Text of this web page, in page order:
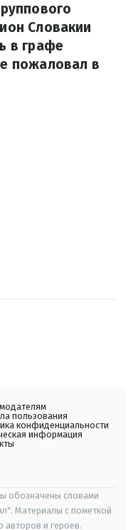
Словакии
в графе
пожаловал в
пользования
конфиденциальности
информация
обозначены словами
Материалы с пометкой
и героев.